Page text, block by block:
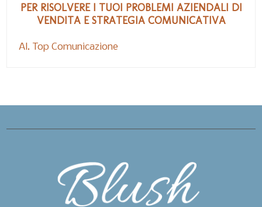
PER RISOLVERE I TUOI PROBLEMI AZIENDALI DI
VENDITA E STRATEGIA COMUNICATIVA
Al. Top Comunicazione